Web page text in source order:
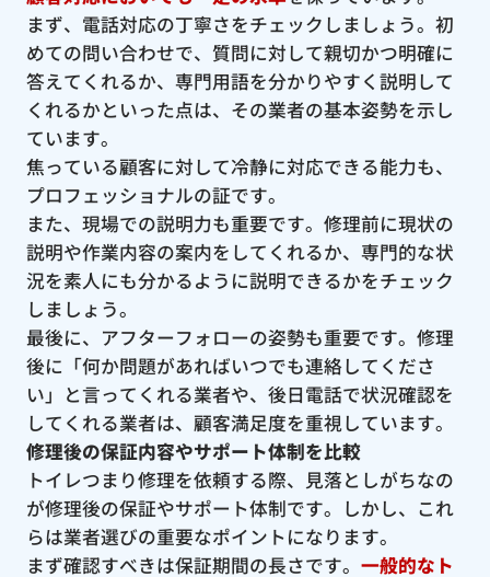
まず、電話対応の丁寧さをチェックしましょう。初
めての問い合わせで、質問に対して親切かつ明確に
答えてくれるか、専門用語を分かりやすく説明して
くれるかといった点は、その業者の基本姿勢を示し
ています。
焦っている顧客に対して冷静に対応できる能力も、
プロフェッショナルの証です。
また、現場での説明力も重要です。修理前に現状の
説明や作業内容の案内をしてくれるか、専門的な状
況を素人にも分かるように説明できるかをチェック
しましょう。
最後に、アフターフォローの姿勢も重要です。修理
後に「何か問題があればいつでも連絡してくださ
い」と言ってくれる業者や、後日電話で状況確認を
してくれる業者は、顧客満足度を重視しています。
修理後の保証内容やサポート体制を比較
トイレつまり修理を依頼する際、見落としがちなの
が修理後の保証やサポート体制です。しかし、これ
らは業者選びの重要なポイントになります。
まず確認すべきは保証期間の長さです。 一般的なト